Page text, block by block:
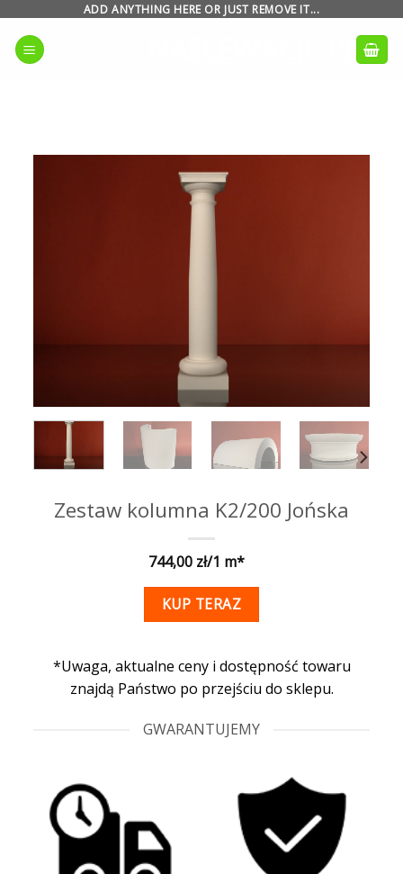
content
ADD ANYTHING HERE OR JUST REMOVE IT...
NAELEWACJE.PL
Zestaw kolumna K2/200 Jońska
744,00
KUP TERAZ
*Uwaga, aktualne ceny i dostępność towaru
znajdą Państwo po przejściu do sklepu.
GWARANTUJEMY